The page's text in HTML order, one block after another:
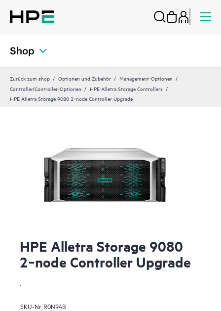
Shop
Zurück zum shop Optionen und Zubehör
Management-Optionen
Controller/Controller-Optionen
HPE Alletra Storage Controllers
HPE Alletra Storage 9080 2‑node Controller Upgrade
HPE Alletra Storage 9080
2‑node Controller Upgrade
SKU-Nr. R0N94B